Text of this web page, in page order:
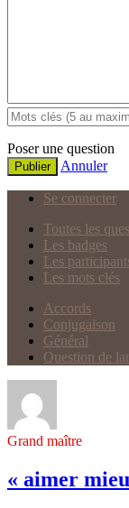
Poser une question
Publier Annuler
Se connecter
Toutes les
Les badges
Les
Les mots clés
Accords
Conjugaison
Général
Question de
Grand maître
« aimer